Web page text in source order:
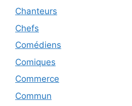
Chanteurs
Chefs
Comédiens
Comiques
Commerce
Commun